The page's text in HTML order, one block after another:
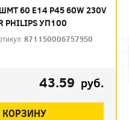
60 Е14 P45 60W 230V
PHILIPS УП100
871150006757950
43.59 руб.
КОРЗИНУ